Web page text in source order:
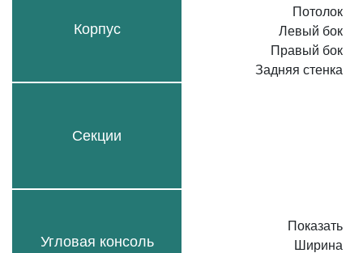
Корпус
Секции
Угловая консоль
Потолок
Левый бок
Правый бок
Задняя стенка
Показать
Ширина